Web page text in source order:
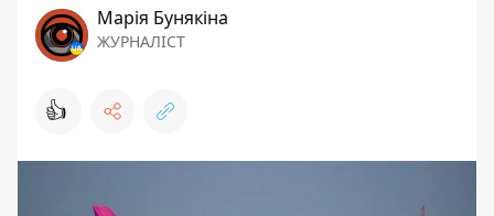
Марія Бунякіна
ЖУРНАЛІСТ
👍